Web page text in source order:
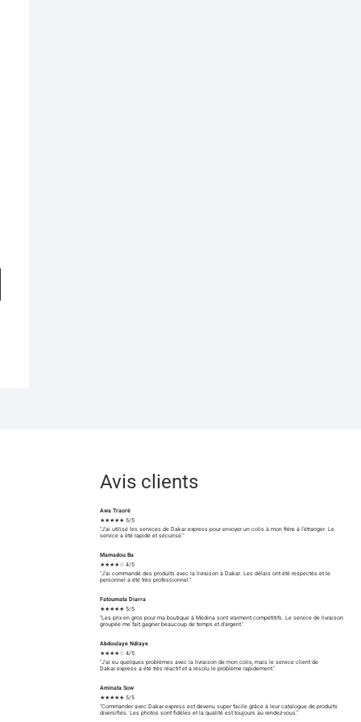
Avis clients
Awa Traoré
★★★★★ 5/5
"J'ai utilisé les services de Dakar.express pour envoyer un colis à mon frère à l'étranger. Le
service a été rapide et sécurisé."
Mamadou Ba
★★★★☆ 4/5
"J'ai commandé des produits avec la livraison à Dakar. Les délais ont été respectés et le
personnel a été très professionnel."
Fatoumata Diarra
★★★★★ 5/5
"Les prix en gros pour ma boutique à Médina sont vraiment compétitifs. Le service de livraison
groupée me fait gagner beaucoup de temps et d'argent."
Abdoulaye Ndiaye
★★★★☆ 4/5
"J'ai eu quelques problèmes avec la livraison de mon colis, mais le service client de
Dakar.express a été très réactif et a résolu le problème rapidement."
Aminata Sow
★★★★★ 5/5
"Commander avec Dakar.express est devenu super facile grâce à leur catalogue de produits
diversifiés. Les photos sont fidèles et la qualité est toujours au rendez-vous."